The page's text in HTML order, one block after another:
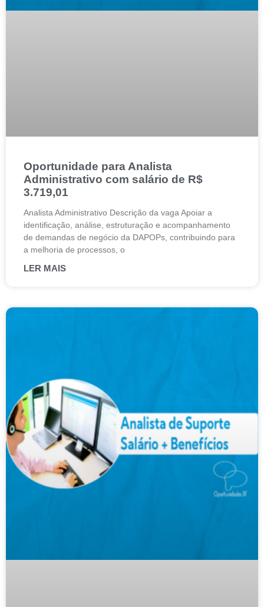
Oportunidade para Analista
Administrativo com salário de R$
3.719,01
Analista Administrativo Descrição da vaga Apoiar a
identificação, análise, estruturação e acompanhamento
de demandas de negócio da DAPOPs, contribuindo para
a melhoria de processos, o
LER MAIS